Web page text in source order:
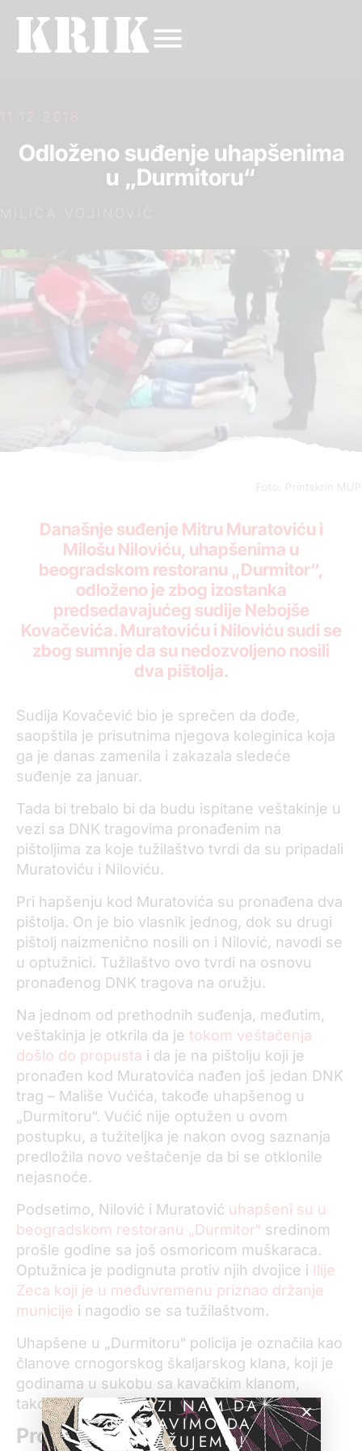
11.12.2018.
Odloženo suđenje uhapšenima
u „Durmitoru“
Foto: Printskrin MUP
Današnje suđenje Mitru Muratoviću i
Milošu Niloviću, uhapšenima u
beogradskom restoranu „Durmitor“,
odloženo je zbog izostanka
predsedavajućeg sudije Nebojše
Kovačevića. Muratoviću i Niloviću sudi se
zbog sumnje da su nedozvoljeno nosili
dva pištolja.
Sudija Kovačević bio je sprečen da dođe,
saopštila je prisutnima njegova koleginica koja
ga je danas zamenila i zakazala sledeće
suđenje za januar.
Tada bi trebalo bi da budu ispitane veštakinje u
vezi sa DNK tragovima pronađenim na
pištoljima za koje tužilaštvo tvrdi da su pripadali
Muratoviću i Niloviću.
Pri hapšenju kod Muratovića su pronađena dva
pištolja. On je bio vlasnik jednog, dok su drugi
pištolj naizmenično nosili on i Nilović, navodi se
u optužnici. Tužilaštvo ovo tvrdi na osnovu
pronađenog DNK tragova na oružju.
Na jednom od prethodnih suđenja, međutim,
veštakinja je otkrila da je tokom veštačenja
došlo do propusta i da je na pištolju koji je
pronađen kod Muratovića nađen još jedan DNK
trag – Mališe Vućića, takođe uhapšenog u
„Durmitoru“. Vućić nije optužen u ovom
postupku, a tužiteljka je nakon ovog saznanja
predložila novo veštačenje da bi se otklonile
nejasnoće.
Podsetimo, Nilović i Muratović uhapšeni su u
beogradskom restoranu „Durmitor“ sredinom
prošle godine sa još osmoricom muškaraca.
Optužnica je podignuta protiv njih dvojice i Ilije
Zeca koji je u međuvremenu priznao držanje
municije i nagodio se sa tužilaštvom.
Uhapšene u „Durmitoru“ policija je označila kao
članove crnogorskog škaljarskog klana, koji je
godinama u sukobu sa kavačkim klanom,
takođe iz Crne Gore.
Pronašao pištolje
POMOZI NAM DA
NASTAVIMO DA
ISTRAŽUJEMO!